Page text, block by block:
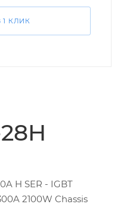
1 КЛИК
H SER - IGBT
2100W Chassis